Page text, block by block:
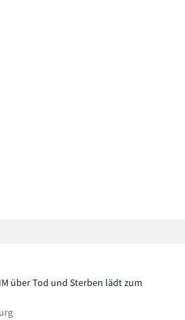
über Tod und Sterben lädt zum